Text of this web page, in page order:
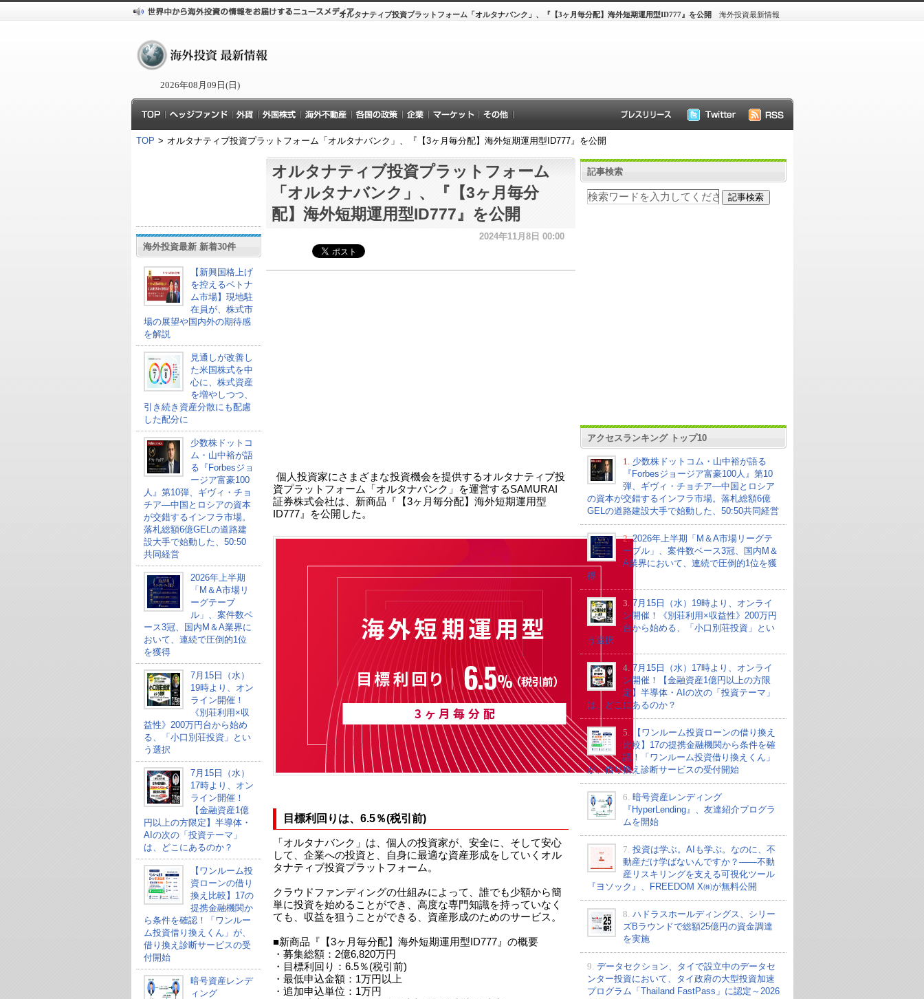
2026年08月09日(日)
海外投資最新情報
オルタナティブ投資プラットフォーム「オルタナバンク」、『【3ヶ月毎分配】海外短期運用型ID777』を公開
TOP > オルタナティブ投資プラットフォーム「オルタナバンク」、『【3ヶ月毎分配】海外短期運用型ID777』を公開
海外投資最新 新着30件
【新興国格上げ
を控えるベトナ
ム市場】現地駐
在員が、株式市
場の展望や国内外の期待感
を解説
見通しが改善し
た米国株式を中
心に、株式資産
を増やしつつ、
引き続き資産分散にも配慮
した配分に
少数株ドットコ
ム・山中裕が語
る『Forbesジョ
ージア富豪100
人』第10弾、ギヴィ・チョ
チア―中国とロシアの資本
が交錯するインフラ市場。
落札総額6億GELの道路建
設大手で始動した、50:50
共同経営
2026年上半期
「M＆A市場リ
ーグテーブ
ル」、案件数ベ
ース3冠、国内M＆A業界に
おいて、連続で圧倒的1位
を獲得
7月15日（水）
19時より、オン
ライン開催！
《別荘利用×収
益性》200万円台から始め
る、「小口別荘投資」とい
う選択
7月15日（水）
17時より、オン
ライン開催！
【金融資産1億
円以上の方限定】半導体・
AIの次の「投資テーマ」
は、どこにあるのか？
【ワンルーム投
資ローンの借り
換え比較】17の
提携金融機関か
ら条件を確認！「ワンルー
ム投資借り換えくん」が、
借り換え診断サービスの受
付開始
暗号資産レンデ
ィング
オルタナティブ投資プラットフォーム
「オルタナバンク」、『【3ヶ月毎分
配】海外短期運用型ID777』を公開
2024年11月8日 00:00
個人投資家にさまざまな投資機会を提供するオルタナティブ投
資プラットフォーム「オルタナバンク」を運営するSAMURAI
証券株式会社は、新商品『【3ヶ月毎分配】海外短期運用型
ID777』を公開した。
目標利回りは、6.5％(税引前)
「オルタナバンク」は、個人の投資家が、安全に、そして安心
して、企業への投資と、自身に最適な資産形成をしていくオル
タナティブ投資プラットフォーム。
クラウドファンディングの仕組みによって、誰でも少額から簡
単に投資を始めることができ、高度な専門知識を持っていなく
ても、収益を狙うことができる、資産形成のためのサービス。
■新商品『【3ヶ月毎分配】海外短期運用型ID777』の概要
・募集総額：2億6,820万円
・目標利回り：6.5％(税引前)
・最低申込金額：1万円以上
・追加申込単位：1万円
記事検索
アクセスランキング トップ10
1.
少数株ドットコム・山中裕が語る
『Forbesジョージア富豪100人』第10
弾、ギヴィ・チョチア―中国とロシア
の資本が交錯するインフラ市場。落札総額6億
GELの道路建設大手で始動した、50:50共同経営
2. 2026年上半期「M＆A市場リーグテ
ーブル」、案件数ベース3冠、国内M＆
A業界において、連続で圧倒的1位を獲
得
3. 7月15日（水）19時より、オンライ
ン開催！《別荘利用×収益性》200万円
台から始める、「小口別荘投資」とい
う選択
4. 7月15日（水）17時より、オンライ
ン開催！【金融資産1億円以上の方限
定】半導体・AIの次の「投資テーマ」
は、どこにあるのか？
5.
【ワンルーム投資ローンの借り換え
比較】17の提携金融機関から条件を確
認！「ワンルーム投資借り換えくん」
が、借り換え診断サービスの受付開始
6. 暗号資産レンディング
『HyperLending』、友達紹介プログラ
ムを開始
7. 投資は学ぶ。AIも学ぶ。なのに、不
動産だけ学ばないんですか？——不動
産リスキリングを支える可視化ツール
『ヨソック』、FREEDOM X㈱が無料公開
8. ハドラスホールディングス、シリー
ズBラウンドで総額25億円の資金調達
を実施
9. データセクション、タイで設立中のデータセ
ンター投資において、タイ政府の大型投資加速
プログラム「Thailand FastPass」に認定～2026